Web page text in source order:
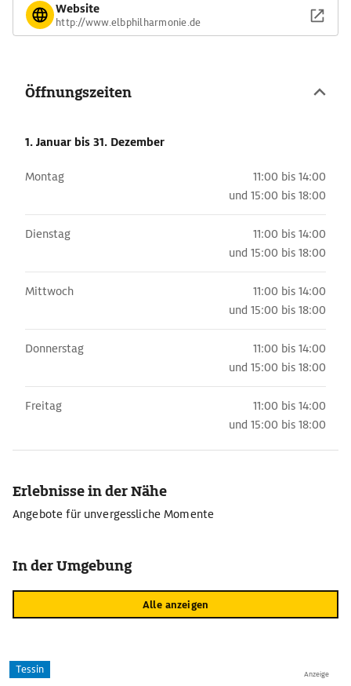
Website
http://www.elbphilharmonie.de
Öffnungszeiten
1. Januar bis 31. Dezember
Montag
11:00 bis 14:00
und 15:00 bis 18:00
Dienstag
11:00 bis 14:00
und 15:00 bis 18:00
Mittwoch
11:00 bis 14:00
und 15:00 bis 18:00
Donnerstag
11:00 bis 14:00
und 15:00 bis 18:00
Freitag
11:00 bis 14:00
und 15:00 bis 18:00
Erlebnisse in der Nähe
Angebote für unvergessliche Momente
In der Umgebung
Alle anzeigen
Anzeige
Tessin